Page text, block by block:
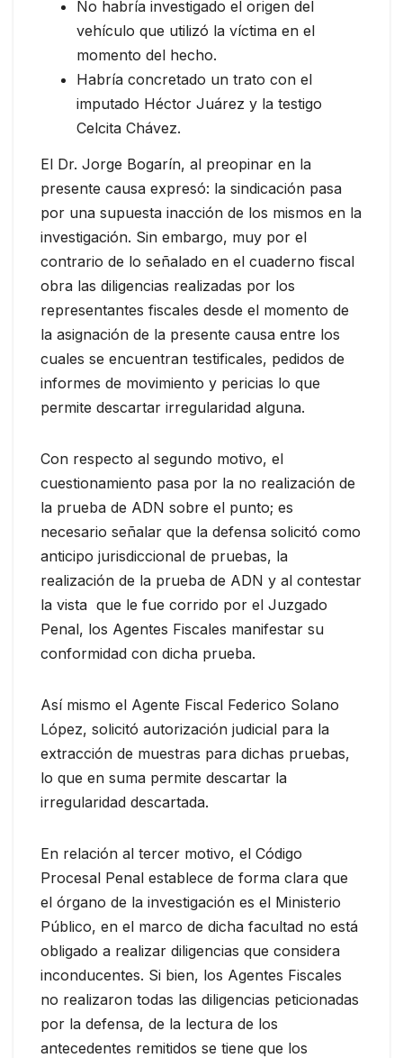
No habría investigado el origen del
vehículo que utilizó la víctima en el
momento del hecho.
Habría concretado un trato con el
imputado Héctor Juárez y la testigo
Celcita Chávez.
El Dr. Jorge Bogarín, al preopinar en la
presente causa expresó: la sindicación pasa
por una supuesta inacción de los mismos en la
investigación. Sin embargo, muy por el
contrario de lo señalado en el cuaderno fiscal
obra las diligencias realizadas por los
representantes fiscales desde el momento de
la asignación de la presente causa entre los
cuales se encuentran testificales, pedidos de
informes de movimiento y pericias lo que
permite descartar irregularidad alguna.
Con respecto al segundo motivo, el
cuestionamiento pasa por la no realización de
la prueba de ADN sobre el punto; es
necesario señalar que la defensa solicitó como
anticipo jurisdiccional de pruebas, la
realización de la prueba de ADN y al contestar
la vista que le fue corrido por el Juzgado
Penal, los Agentes Fiscales manifestar su
conformidad con dicha prueba.
Así mismo el Agente Fiscal Federico Solano
López, solicitó autorización judicial para la
extracción de muestras para dichas pruebas,
lo que en suma permite descartar la
irregularidad descartada.
En relación al tercer motivo, el Código
Procesal Penal establece de forma clara que
el órgano de la investigación es el Ministerio
Público, en el marco de dicha facultad no está
obligado a realizar diligencias que considera
inconducentes. Si bien, los Agentes Fiscales
no realizaron todas las diligencias peticionadas
por la defensa, de la lectura de los
antecedentes remitidos se tiene que los